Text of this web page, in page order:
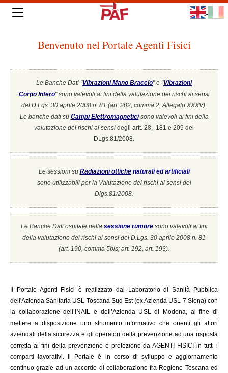
Benvenuto nel Portale Agenti Fisici
Le Banche Dati "Vibrazioni Mano Braccio" e "Vibrazioni
Corpo Intero"sono valevoli ai fini della valutazione dei rischi ai sensi
del D.Lgs. 30 aprile 2008 n. 81 (art. 202, comma 2; Allegato XXXV).
Le banche dati su Campi Elettromagneticisono valevoli ai fini della
valutazione dei rischi ai sensi degli artt. 28, 181 e 209 del
DLgs.81/2008.
Le sessioni su Radiazioni ottiche naturali ed artificiali
sono utilizzabili per la Valutazione dei rischi ai sensi del
Dlgs.81/2008.
Le Banche Dati ospitate nella sessione rumore sono valevoli ai fini
della valutazione dei rischi ai sensi del D.Lgs. 30 aprile 2008 n. 81
(art. 190, comma 5bis; art. 192, art. 193).
Portale Agenti Fisici è realizzato dal Laboratorio di Sanità Pubblica
dell'Azienda Sanitaria USL Toscana Sud Est (ex Azienda USL 7 Siena) con
la collaborazione dell’INAIL e dell’Azienda USL di Modena, al fine di
mettere a disposizione uno strumento informativo che orienti gli attori
aziendali della sicurezza e gli operatori della prevenzione ad una risposta
corretta ai fini della prevenzione e protezione da AGENTI FISICI in tutti i
comparti lavorativi. Il Portale è in corso di sviluppo e aggiornamento
continuo grazie ad un accordo di collaborazione fra Regione Toscana ed